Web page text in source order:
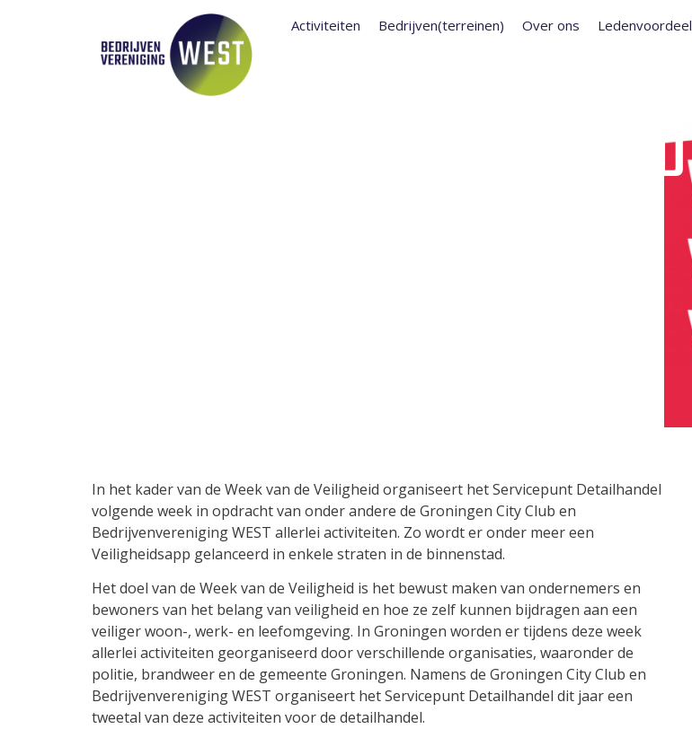
Activiteiten Bedrijven(terreinen) Over ons Ledenvoordeel
WEEK VAN DE VEILIGHEID
In het kader van de Week van de Veiligheid organiseert het Servicepunt Detailhandel
volgende week in opdracht van onder andere de Groningen City Club en
Bedrijvenvereniging WEST allerlei activiteiten. Zo wordt er onder meer een
Veiligheidsapp gelanceerd in enkele straten in de binnenstad.
Het doel van de Week van de Veiligheid is het bewust maken van ondernemers en
bewoners van het belang van veiligheid en hoe ze zelf kunnen bijdragen aan een
veiliger woon-, werk- en leefomgeving. In Groningen worden er tijdens deze week
allerlei activiteiten georganiseerd door verschillende organisaties, waaronder de
politie, brandweer en de gemeente Groningen. Namens de Groningen City Club en
Bedrijvenvereniging WEST organiseert het Servicepunt Detailhandel dit jaar een
tweetal van deze activiteiten voor de detailhandel.